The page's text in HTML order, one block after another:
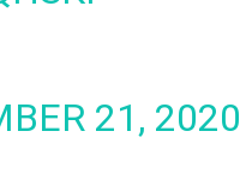
21, 2020